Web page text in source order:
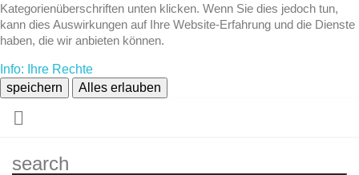
Kategorienüberschriften unten klicken. Wenn Sie dies jedoch tun,
kann dies Auswirkungen auf Ihre Website-Erfahrung und die Dienste
haben, die wir anbieten können.
Info: Ihre Rechte
speichern
Alles erlauben

search